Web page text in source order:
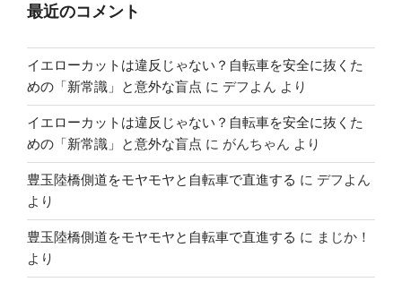
最近のコメント
イエローカットは違反じゃない？自転車を安全に抜くた
めの「新常識」と意外な盲点 に デフよん より
イエローカットは違反じゃない？自転車を安全に抜くた
めの「新常識」と意外な盲点 に がんちゃん より
豊玉陸橋側道をモヤモヤと自転車で直進する に デフよん
より
豊玉陸橋側道をモヤモヤと自転車で直進する に まじか！
より